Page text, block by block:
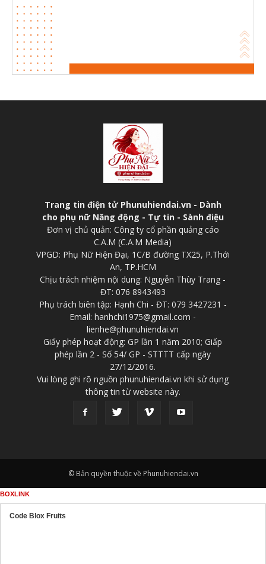
Trang tin điện tử Phunuhiendai.vn - Dành
cho phụ nữ Năng động - Tự tin - Sành điệu
Đơn vị chủ quản: Công ty cổ phần quảng cáo
C.A.M (C.A.M Media)
VPGD: Phụ Nữ Hiện Đại, 1C/B đường TX25, P.Thới
An, TP.HCM
Chịu trách nhiệm nội dung: Nguyễn Thùy Trang -
ĐT: 076 8943493
Phụ trách biên tập: Hạnh Chi - ĐT: 079 3427231 -
Email: hanhchi1975@gmail.com -
lienhe@phunuhiendai.vn
Giấy phép hoạt động: GP lần 1 năm 2010; Giấp
phép lần 2 - Số 54/ GP - STTTT cấp ngày
27/12/2016.
Vui lòng ghi rõ nguồn phunuhiendai.vn khi sử dụng
thông tin từ website này.
© Bản quyền thuộc về Phunuhiendai.vn
BOXLINK
Code Blox Fruits